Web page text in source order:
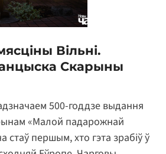
Вільні.
Скарыны
500-годдзе выдання
«Малой падарожнай
стаў першым, хто гэта зрабiў ў